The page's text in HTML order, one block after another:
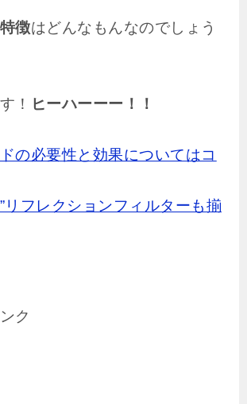
特徴はどんなもんなのでしょう
！ ヒーハーーー！！
の必要性と効果についてはコ
リフレクションフィルターも揃
ク